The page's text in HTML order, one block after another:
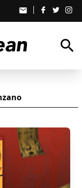
email
search